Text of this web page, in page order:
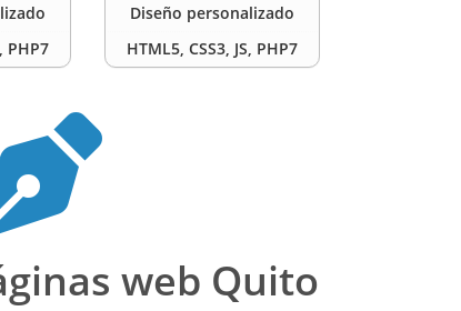
PHP7
Diseño personalizado
HTML5, CSS3, JS, PHP7
web Quito